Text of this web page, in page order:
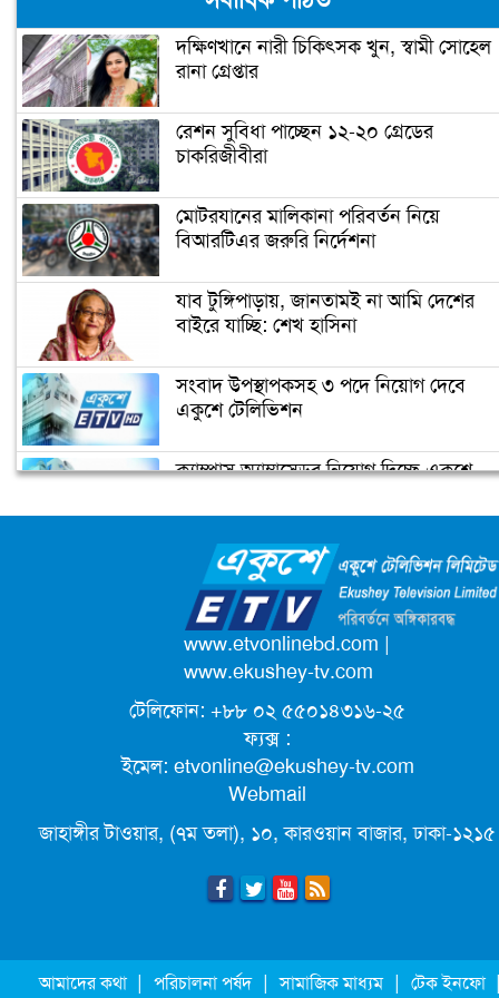
নারায়ণগঞ্জে গুদাম পরিষ্কার করতে গিয়ে ২
নারায়ণগঞ্জ পাসপোর্ট অফিসে ভাঙচুর,
কানাডা প্রবাসী আটক
করলো সন্ত্রাসীরা
ডিসির বাসভবনে পুলিশ কনস্টেবলের
আত্মহত্যা
উপজেলা ছাত্রলীগের নতুন কমিটি
আনন্দ মিছিল
দক্ষিণখানে নারী চিকিৎসক খুন, স্বামী সোহেল
রানা গ্রেপ্তার
রেশন সুবিধা পাচ্ছেন ১২-২০ গ্রেডের
চাকরিজীবীরা
মোটরযানের মালিকানা পরিবর্তন নিয়ে
বিআরটিএর জরুরি নির্দেশনা
যাব টুঙ্গিপাড়ায়, জানতামই না আমি দেশের
বাইরে যাচ্ছি: শেখ হাসিনা
সংবাদ উপস্থাপকসহ ৩ পদে নিয়োগ দেবে
একুশে টেলিভিশন
ক্যাম্পাস অ্যাম্বাসেডর নিয়োগ দিচ্ছে একুশে
জাতিসংঘের পরবর্তী মহাসচিব পদে
আলোচনায় ড. ইউনূস
পদোন্নতি পেয়ে সচিব হলেন ২ কর্মকর্তা
লিগ্যাল এইডের মাধ্যমে সন্তান ফিরে পেল
সেই কিশোরী মা জুঁই
জেট ফুয়েলের দাম কমলো লিটারে ১৯ টাকা
ছুটিতে গিয়ে না ফিরলে ৩ বছরের নিষেধাজ্ঞা,
মূল্যস্ফীতি কমে জুনে ৯ দশমিক ১৬ শতাংশ
www.etvonlinebd.com |
www.ekushey-tv.com
টেলিফোন: +৮৮ ০২ ৫৫০১৪৩১৬-২৫
ফ্যক্স :
ইমেল: etvonline@ekushey-tv.com
Webmail
জাহাঙ্গীর টাওয়ার, (৭ম তলা), ১০, কারওয়ান বাজার, ঢাকা-১২১৫
আমাদের কথা | পরিচালনা পর্ষদ | সামাজিক মাধ্যম | টেক ইনফো